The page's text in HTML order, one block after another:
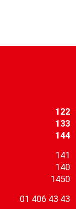
122
133
144
141
140
1450
01 406 43 43